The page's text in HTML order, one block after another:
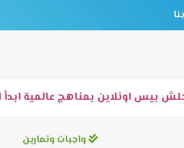
بيس اونلاين بمناهج عالمية ابدأ
واجبات وتمارين